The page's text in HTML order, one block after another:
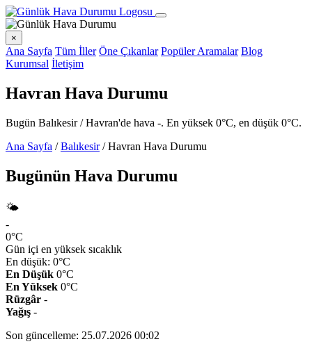
×
Ana Sayfa Tüm İller Öne Çıkanlar Popüler Aramalar Blog
Kurumsal İletişim
Havran Hava Durumu
Bugün Balıkesir / Havran'de hava -. En yüksek 0°C, en düşük 0°C.
Ana Sayfa /Balıkesir/Havran Hava Durumu
Bugünün Hava Durumu
🌤️
-
0°C
Gün içi en yüksek sıcaklık
En düşük: 0°C
En Düşük 0°C
En Yüksek 0°C
Rüzgâr -
Yağış -
Son güncelleme: 25.07.2026 00:02